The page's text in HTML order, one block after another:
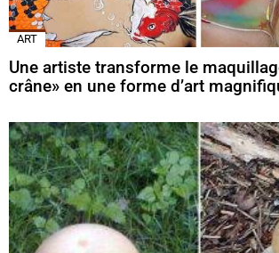
ART
Une artiste transforme le
crâne» en une forme d’art